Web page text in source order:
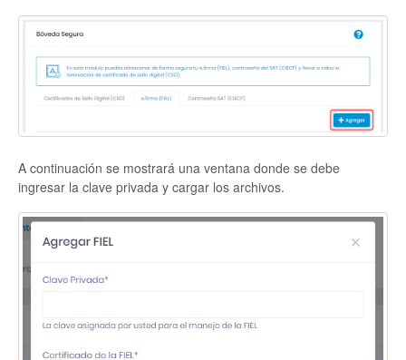
A continuación se mostrará una ventana donde se debe
ingresar la clave privada y cargar los archivos.